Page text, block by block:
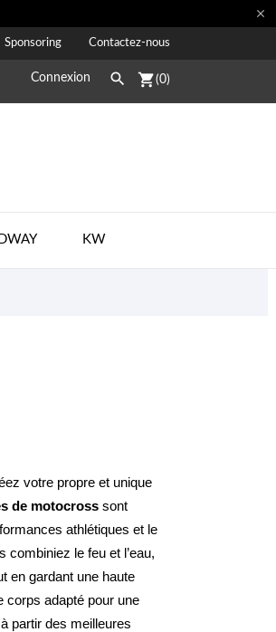

Sponsoring Contactez-nous
Connexion  shopping_cart(0)
KW
de motocross sont
athlétiques et le
combiniez le feu et l’eau,
en gardant une haute
corps adapté pour une
partir des meilleures